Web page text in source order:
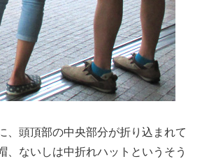
、頭頂部の中央部分が折り込まれて
、ないしは中折れハットというそう